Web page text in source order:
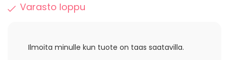
Varasto loppu
Ilmoita minulle kun tuote on taas saatavilla.